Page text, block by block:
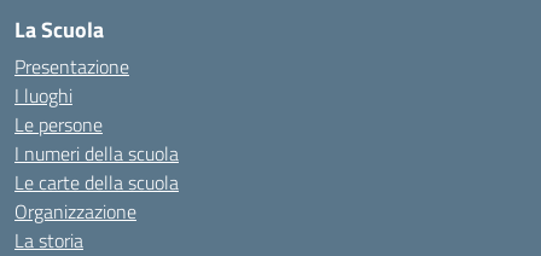
La Scuola
Presentazione
I luoghi
Le persone
I numeri della scuola
Le carte della scuola
Organizzazione
La storia